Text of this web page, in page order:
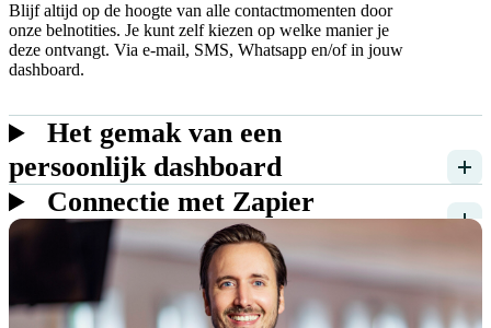
Blijf altijd op de hoogte van alle contactmomenten door
onze belnotities. Je kunt zelf kiezen op welke manier je
deze ontvangt. Via e-mail, SMS, Whatsapp en/of in jouw
dashboard.
Het gemak van een
persoonlijk dashboard
Connectie met Zapier